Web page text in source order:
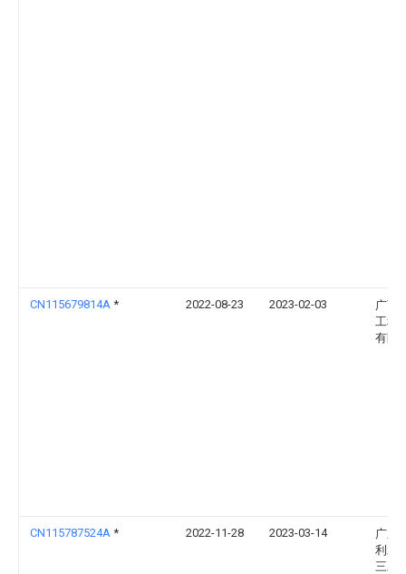
CN115679814A * 2022-08-23 2023-02-03
广西
工程
有限
CN115787524A * 2022-11-28 2023-03-14
广东
利水
三工